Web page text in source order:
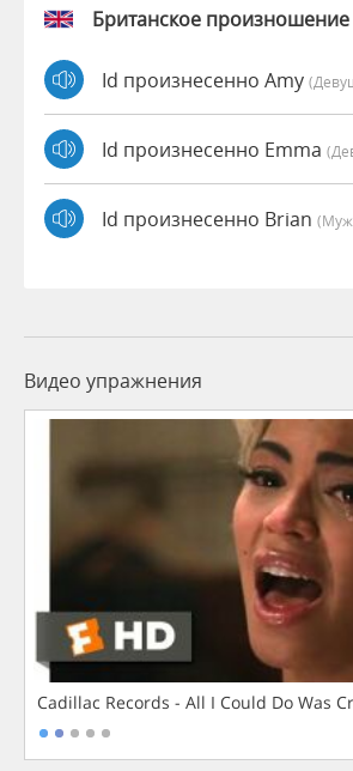
Британское произношение
Id произнесенно Amy
Id произнесенно Emma
Id произнесенно Brian
Видео упражнения
Cadillac Records - All I Could Do Was